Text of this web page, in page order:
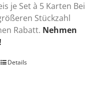
je Set à 5 Karten Bei
Stückzahl
Rabatt. Nehmen
Details